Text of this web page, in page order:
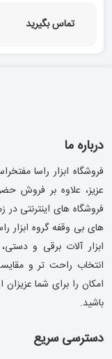
تماس بگیرید
درباره ما
فروشگاه ابزار راسا
عزیز، علاوه بر فروش
فروشگاه های اینترنتی
های بی وقفه گروه ابزار
ابزار آلات برقی و
انتخاب راحت تر و
امکان را برای شما عزیزان
باشید.
دسترسی سریع